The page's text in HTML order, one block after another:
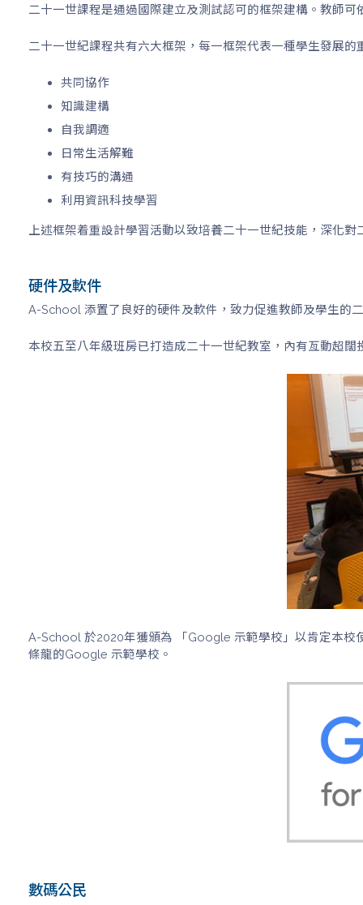
二十一世課程是通過國際建立及測試認可的框架建構。教師
二十一世紀課程共有六大框架，每一框架代表一種學生發展的
共同協作
知識建構
自我調適
日常生活解難
有技巧的溝通
利用資訊科技學習
上述框架着重設計學習活動以致培養二十一世紀技能，深化
硬件及軟件
A-School 添置了良好的硬件及軟件，致力促進教師及學生的
本校五至八年級班房已打造成二十一世紀教室，內有亙動超
A-School 於2020年獲頒為 「Google 示範學校」以肯定本
條龍的Google 示範學校。
數碼公民